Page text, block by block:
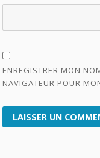
ENREGISTRER MON
NAVIGATEUR POUR